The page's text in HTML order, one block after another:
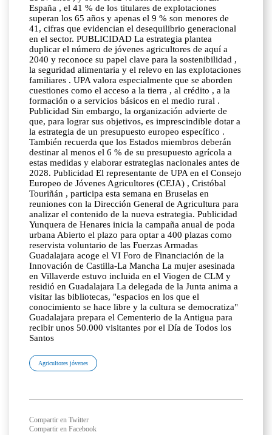
España , el 41 % de los titulares de explotaciones
superan los 65 años y apenas el 9 % son menores de
41, cifras que evidencian el desequilibrio generacional
en el sector. PUBLICIDAD La estrategia plantea
duplicar el número de jóvenes agricultores de aquí a
2040 y reconoce su papel clave para la sostenibilidad ,
la seguridad alimentaria y el relevo en las explotaciones
familiares . UPA valora especialmente que se aborden
cuestiones como el acceso a la tierra , al crédito , a la
formación o a servicios básicos en el medio rural .
Publicidad Sin embargo, la organización advierte de
que, para lograr sus objetivos, es imprescindible dotar a
la estrategia de un presupuesto europeo específico .
También recuerda que los Estados miembros deberán
destinar al menos el 6 % de su presupuesto agrícola a
estas medidas y elaborar estrategias nacionales antes de
2028. Publicidad El representante de UPA en el Consejo
Europeo de Jóvenes Agricultores (CEJA) , Cristóbal
Touriñán , participa esta semana en Bruselas en
reuniones con la Dirección General de Agricultura para
analizar el contenido de la nueva estrategia. Publicidad
Yunquera de Henares inicia la campaña anual de poda
urbana Abierto el plazo para optar a 400 plazas como
reservista voluntario de las Fuerzas Armadas
Guadalajara acoge el VI Foro de Financiación de la
Innovación de Castilla-La Mancha La mujer asesinada
en Villaverde estuvo incluida en el Viogen de CLM y
residió en Guadalajara La delegada de la Junta anima a
visitar las bibliotecas, "espacios en los que el
conocimiento se hace libre y la cultura se democratiza"
Guadalajara prepara el Cementerio de la Antigua para
recibir unos 50.000 visitantes por el Día de Todos los
Santos
Agricultores jóvenes
Compartir en Twitter
Compartir en Facebook